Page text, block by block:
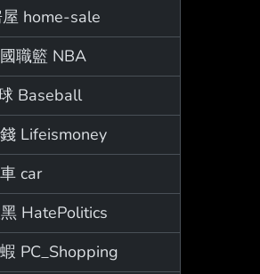
home-sale
職籃 NBA
Baseball
Lifeismoney
car
HatePolitics
PC_Shopping